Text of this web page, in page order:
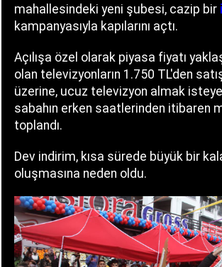
mahallesindeki yeni şubesi, cazip bir
kampanyasıyla kapılarını açtı.
Açılışa özel olarak piyasa fiyatı
olan televizyonların 1.750 TL'den
üzerine, ucuz televizyon almak
sabahın erken saatlerinden itibaren
toplandı.
Dev indirim, kısa sürede büyük bir
oluşmasına neden oldu.